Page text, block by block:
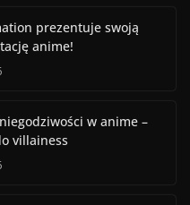
prezentuje swoją
anime!
w anime –
villainess